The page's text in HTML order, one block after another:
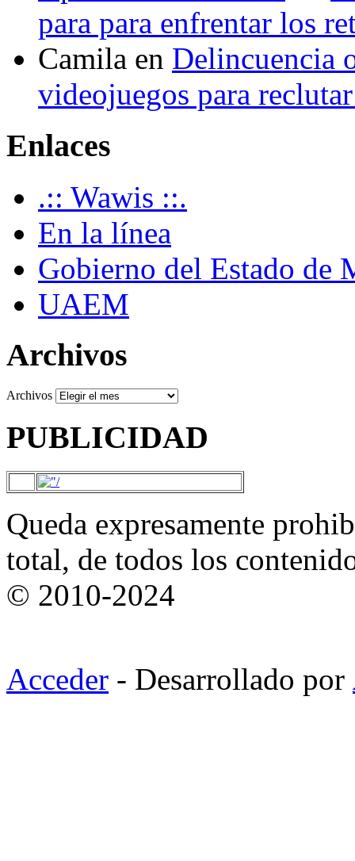
para para enfrentar los
Camila en Delincuencia
videojuegos para
Enlaces
.:: Wawis ::.
En la línea
Gobierno del Estado de
UAEM
Archivos
Archivos
PUBLICIDAD
Queda expresamente
total, de todos los
© 2010-2024
Acceder - Desarrollado por